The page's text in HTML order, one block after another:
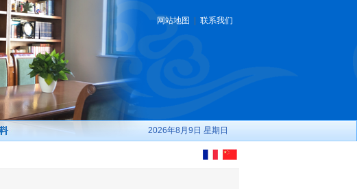
网站地图 联系我们
2026年8月9日 星期日